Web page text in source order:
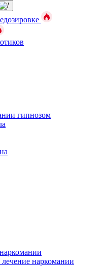
гипнозом
наркомании